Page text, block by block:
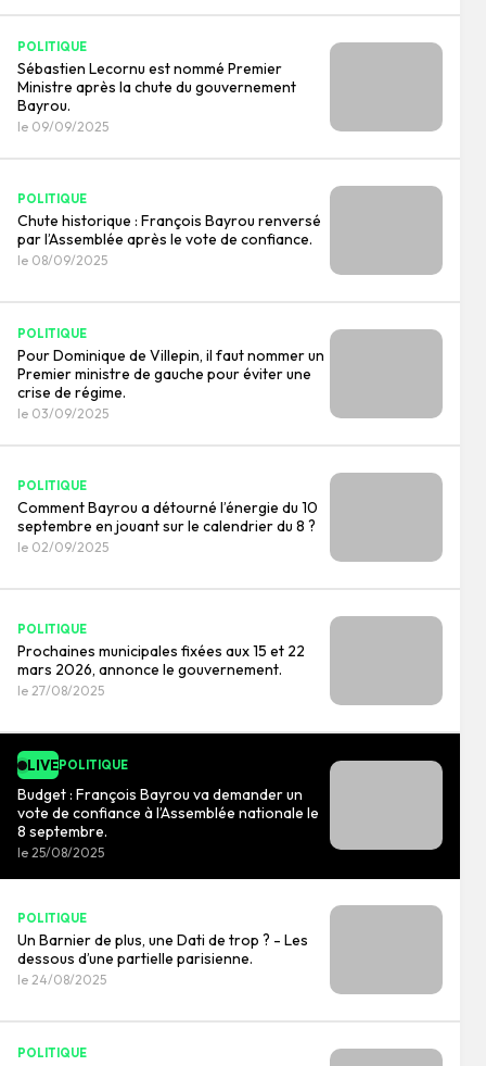
POLITIQUE
Sébastien Lecornu est nommé Premier
Ministre après la chute du gouvernement
Bayrou.
le 09/09/2025
POLITIQUE
Chute historique : François Bayrou renversé
par l’Assemblée après le vote de confiance.
le 08/09/2025
POLITIQUE
Pour Dominique de Villepin, il faut nommer un
Premier ministre de gauche pour éviter une
crise de régime.
le 03/09/2025
POLITIQUE
Comment Bayrou a détourné l’énergie du 10
septembre en jouant sur le calendrier du 8 ?
le 02/09/2025
POLITIQUE
Prochaines municipales fixées aux 15 et 22
mars 2026, annonce le gouvernement.
le 27/08/2025
LIVEPOLITIQUE
Budget : François Bayrou va demander un
vote de confiance à l’Assemblée nationale le
8 septembre.
le 25/08/2025
POLITIQUE
Un Barnier de plus, une Dati de trop ? - Les
dessous d’une partielle parisienne.
le 24/08/2025
POLITIQUE